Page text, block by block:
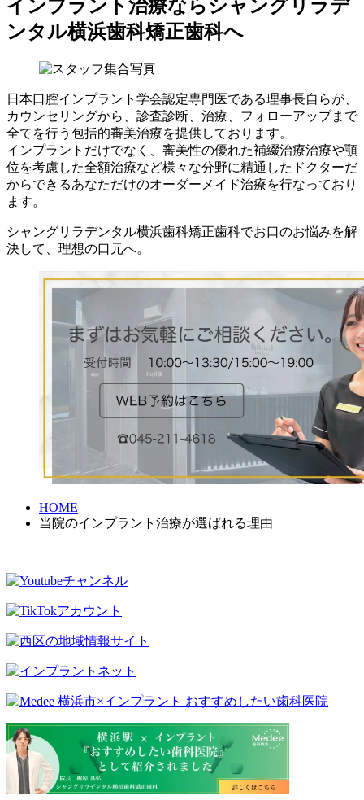
インプラント治療ならシャングリラデ
ンタル横浜歯科矯正歯科へ
日本口腔インプラント学会認定専門医である理事長自らが、
カウンセリングから、診査診断、治療、フォローアップまで
全てを行う包括的審美治療を提供しております。
インプラントだけでなく、審美性の優れた補綴治療治療や顎
位を考慮した全額治療など様々な分野に精通したドクターだ
からできるあなただけのオーダーメイド治療を行なっており
ます。
シャングリラデンタル横浜歯科矯正歯科でお口のお悩みを解
決して、理想の口元へ。
HOME
当院のインプラント治療が選ばれる理由